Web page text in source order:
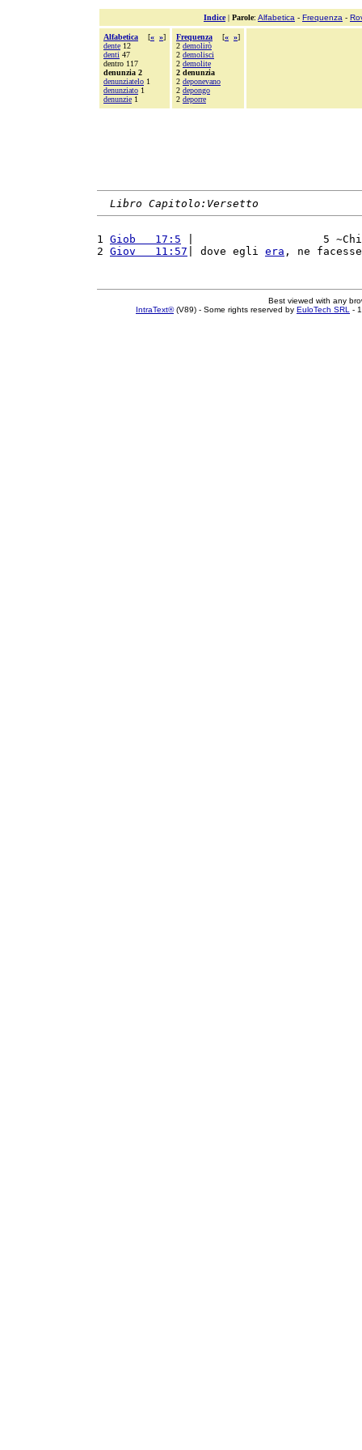
Indice| Parole: Alfabetica - Frequenza -
Alfabetica [« »]
dente 12
denti 47
dentro 117
denunzia 2
denunziatelo 1
denunziato 1
denunzie 1
Frequenza [« »]
2 demolirò
2 demolisci
2 demolite
2 denunzia
2 deponevano
2 depongo
2 deporre
Libro Capitolo:Versetto
1 Giob   17:5 |                    5
2 Giov   11:57 | dove egli era , ne
Best viewed with any
IntraText®(V89) - Some rights reserved by EuloTech SRL -